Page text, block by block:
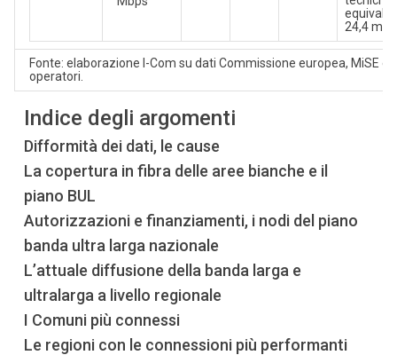
24,4
Fonte: elaborazione I-Com su dati Commissione europea, MiSE e
operatori.
Indice degli argomenti
Difformità dei dati, le cause
La copertura in fibra delle aree bianche e il
piano BUL
Autorizzazioni e finanziamenti, i nodi del piano
banda ultra larga nazionale
L’attuale diffusione della banda larga e
ultralarga a livello regionale
I Comuni più connessi
Le regioni con le connessioni più performanti